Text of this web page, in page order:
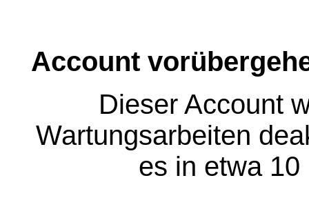
Account
Dieser Account
Wartungsarbeiten
es in etwa